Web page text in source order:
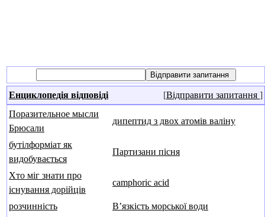
Енциклопедія відповіді [Відправити запитання ]
Поразительное мысли
Брюсали
дипептид з двох атомів валіну
бутілформіат як
видобувається
Партизани пісня
Хто міг знати про
існування дорійців
camphoric acid
розчинність
Вʼязкість морської води